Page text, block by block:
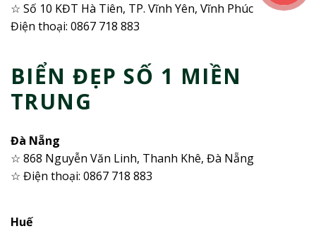
☆ Số 10 KĐT Hà Tiên, TP. Vĩnh Yên, Vĩnh Phúc
Điện thoại: 0867 718 883
BIỂN ĐẸP SỐ 1 MIỀN
TRUNG
Đà Nẵng
☆ 868 Nguyễn Văn Linh, Thanh Khê, Đà Nẵng
☆ Điện thoại: 0867 718 883
Huế